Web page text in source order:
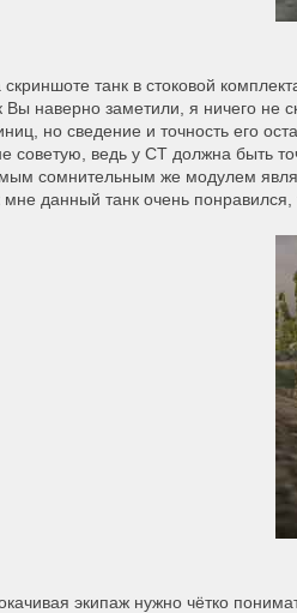
скриншоте танк в стоковой
Вы наверно заметили, я ничего не
но сведение и точность его
советую, ведь у СТ должна быть
сомнительным же модулем
мне данный танк очень
экипаж нужно чётко